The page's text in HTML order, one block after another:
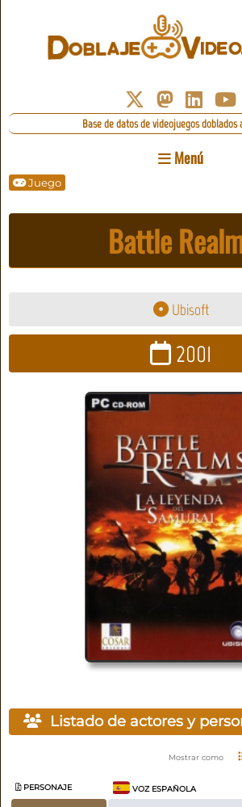
Base de datos de videojuegos doblados
Menú
Juego
Battle
Ubisoft
2001
Listado de actores y
Mostrar como
PERSONAJE VOZ ESPAÑOLA